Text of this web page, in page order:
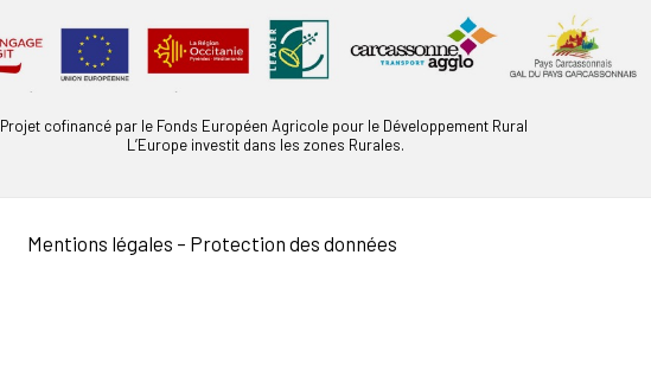
Projet cofinancé par le Fonds Européen Agricole pour le Développement Rural
L’Europe investit dans les zones Rurales.
Mentions légales – Protection des données